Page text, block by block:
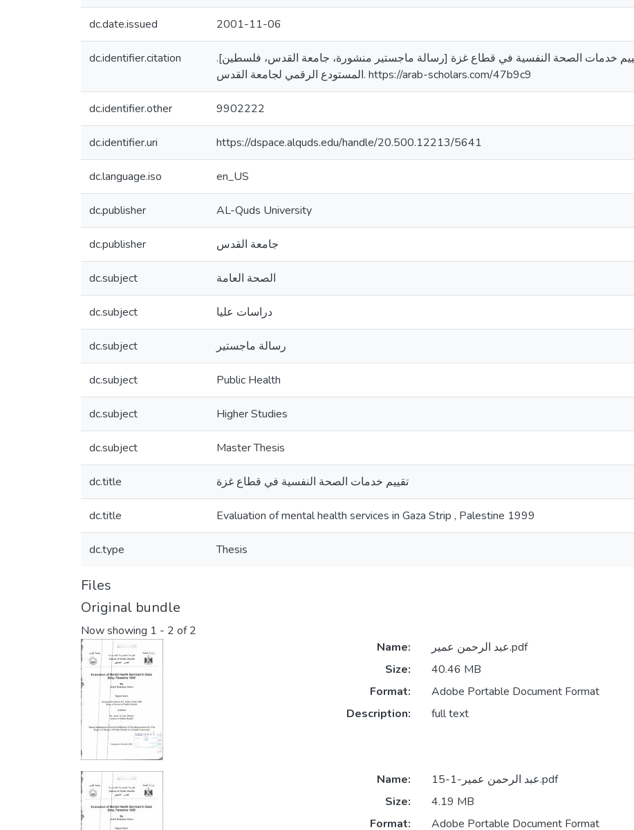
dc.date.issued 2001-11-06
dc.identifier.citation
عبدالرحمن عمر. (2001). تقييم خدمات الصحة النفسية في قطاع غزة [رسالة ماجستير منشورة، جامعة القدس، فلسطين].
المستودع الرقمي لجامعة القدس. https://arab-scholars.com/47b9c9
dc.identifier.other 9902222
dc.identifier.uri https://dspace.alquds.edu/handle/20.500.12213/5641
dc.language.iso en_US
dc.publisher AL-Quds University
dc.publisher جامعة القدس
dc.subject الصحة العامة
dc.subject دراسات عليا
dc.subject رسالة ماجستير
dc.subject Public Health
dc.subject Higher Studies
dc.subject Master Thesis
dc.title تقييم خدمات الصحة النفسية في قطاع غزة
dc.title Evaluation of mental health services in Gaza Strip , Palestine 1999
dc.type Thesis
Files
Original bundle
Now showing 1 - 2 of 2
Name:
عبد الرحمن عمير.pdf
Size:
40.46 MB
Format:
Adobe Portable Document Format
Description:
full text
Name:
عبد الرحمن عمير-1-15.pdf
Size:
4.19 MB
Format:
Adobe Portable Document Format